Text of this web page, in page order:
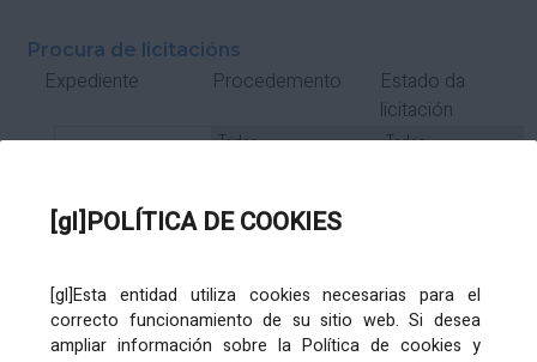
[gl]POLÍTICA DE COOKIES
[gl]Esta entidad utiliza cookies necesarias para el
correcto funcionamiento de su sitio web. Si desea
ampliar información sobre la Política de cookies y
Procura de licitacións
Expediente Procedemento
Estado da
licitación
Subcontrato Tramitación
Órgano de contratación Título